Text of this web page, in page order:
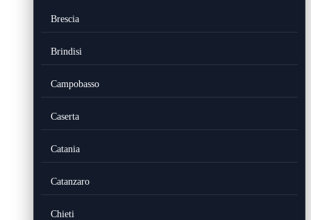
Brescia
Brindisi
Campobasso
Caserta
Catania
Catanzaro
Chieti